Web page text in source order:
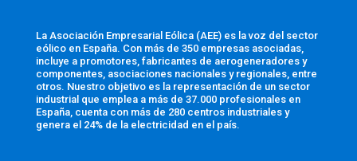
La Asociación Empresarial Eólica (AEE) es la voz del sector
eólico en España. Con más de 350 empresas asociadas,
incluye a promotores, fabricantes de aerogeneradores y
componentes, asociaciones nacionales y regionales, entre
otros. Nuestro objetivo es la representación de un sector
industrial que emplea a más de 37.000 profesionales en
España, cuenta con más de 280 centros industriales y
genera el 24% de la electricidad en el país.